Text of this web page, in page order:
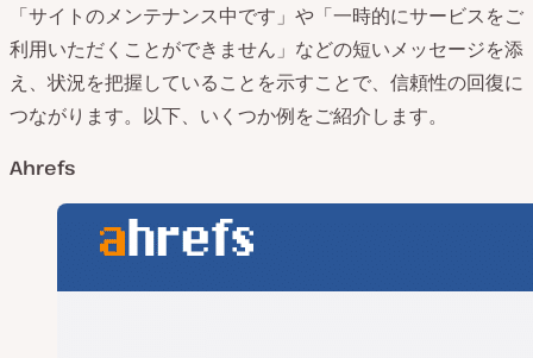
「サイトのメンテナンス中です」や「一時的にサービスをご
利用いただくことができません」などの短いメッセージを添
え、状況を把握していることを示すことで、信頼性の回復に
つながります。以下、いくつか例をご紹介します。
Ahrefs